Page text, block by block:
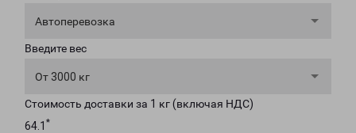
Автоперевозка
Введите вес
От 3000 кг
Стоимость доставки за 1 кг (включая НДС)
64.1 *